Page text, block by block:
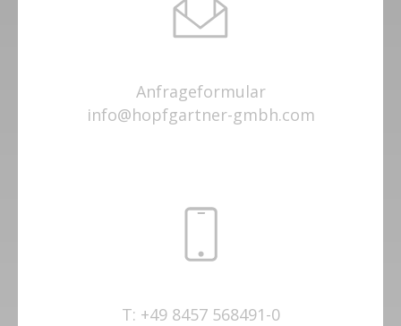
Anfrageformular
info@hopfgartner-gmbh.com
T: +49 8457 568491-0